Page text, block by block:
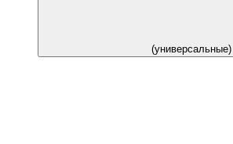
(универсальные)